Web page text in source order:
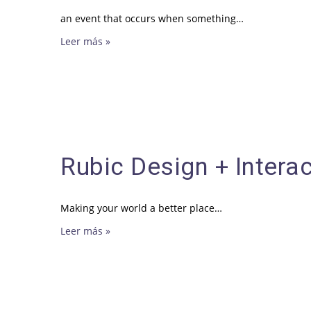
an event that occurs when something…
Leer más »
Rubic Design +
Making your world a better place…
Leer más »